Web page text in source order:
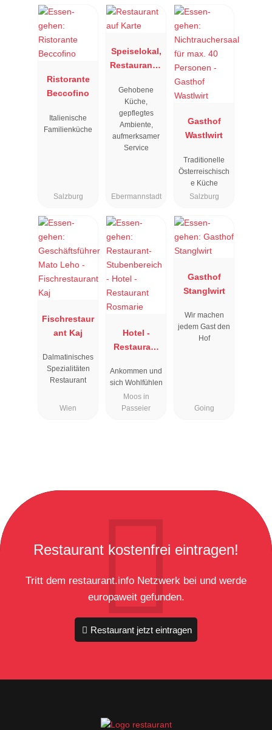
Ristorante
Beccofino
Italienische
Familienküche
Salzburg
Speiselokal,
Restaurant "
"
Gehobene
Küche,
gepflegtes
Ambiente,
aufmerksamer
Service
Ebermannstadt
Gasthof
Wastlwirt
Traditionelle
Österreischisch
e Küche
Salzburg
Fischrestaur
ant Kaj
Dalmatinisches
Spezialitäten
Restaurant
Wien
Hotel -
Restaurant
Ankommen und
sich Wohlfühlen
Moos in
Passeier
Gasthof
Stanglwirt
Wir machen
jedem Gast den
Hof
Going
Restaurant kostenfrei eintragen!
Tritt dem restaurant.info Netzwerk bei und werde
europaweit gefunden.
Restaurant jetzt eintragen